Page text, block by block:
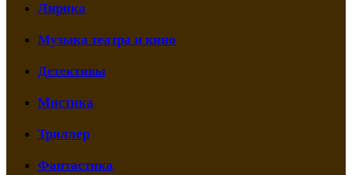
Лирика
Музыка театра и кино
Детективы
Мистика
Триллер
Фантастика